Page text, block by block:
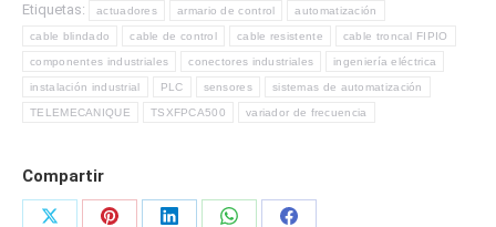
CON
CONECTORES
MARCA
Etiquetas:
actuadores armario de control automatización
cable blindado cable de control cable resistente cable troncal FIPIO
componentes industriales conectores industriales ingeniería eléctrica
instalación industrial PLC sensores sistemas de automatización
TELEMECANIQUE TSXFPCA500 variador de frecuencia
Compartir